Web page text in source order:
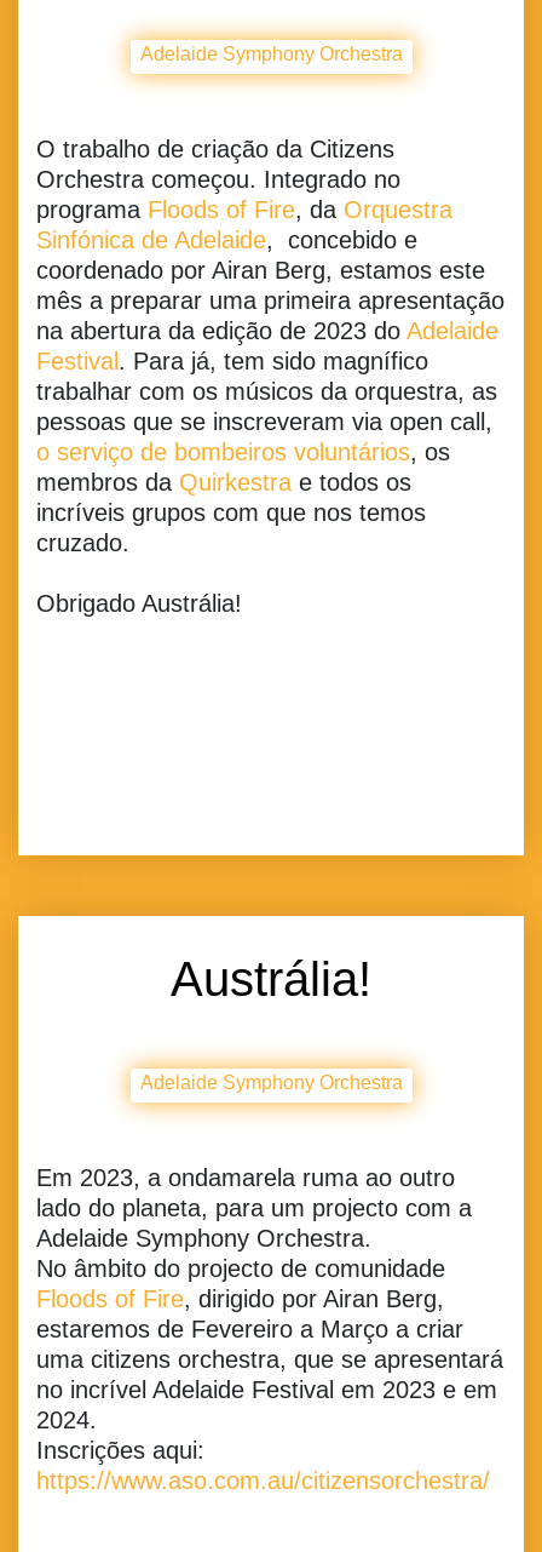
Adelaide Symphony Orchestra
O trabalho de criação da Citizens
Orchestra começou. Integrado no
programa Floods of Fire, da Orquestra
Sinfónica de Adelaide, concebido e
coordenado por Airan Berg, estamos este
mês a preparar uma primeira apresentação
na abertura da edição de 2023 do Adelaide
Festival . Para já, tem sido magnífico
trabalhar com os músicos da orquestra, as
pessoas que se inscreveram via open call,
o serviço de bombeiros voluntários, os
membros da Quirkestra e todos os
incríveis grupos com que nos temos
cruzado.
Obrigado Austrália!
Austrália!
Adelaide Symphony Orchestra
Em 2023, a ondamarela ruma ao outro
lado do planeta, para um projecto com a
Adelaide Symphony Orchestra.
No âmbito do projecto de comunidade
Floods of Fire, dirigido por Airan Berg,
estaremos de Fevereiro a Março a criar
uma citizens orchestra, que se apresentará
no incrível Adelaide Festival em 2023 e em
2024.
Inscrições aqui:
https://www.aso.com.au/citizensorchestra/